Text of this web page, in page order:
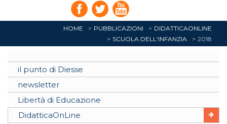
HOME PUBBLICAZIONI
DIDATTICAONLINE
SCUOLA DELL'INFANZIA
2018
il punto di Diesse
newsletter
Libertà di Educazione
DidatticaOnLine